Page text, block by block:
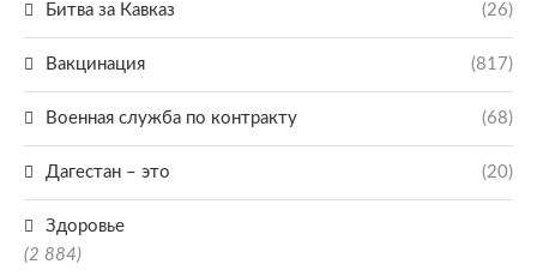
Битва за Кавказ (26)
Вакцинация (817)
Военная служба по контракту (68)
Дагестан – это (20)
Здоровье
(2 884)